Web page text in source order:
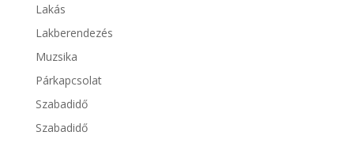
Lakás
Lakberendezés
Muzsika
Párkapcsolat
Szabadidő
Szabadidő